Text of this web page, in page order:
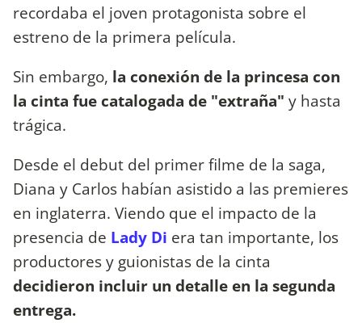
recordaba el joven protagonista sobre el
estreno de la primera película.
Sin embargo, la conexión de la princesa con
la cinta fue catalogada de "extraña" y hasta
trágica.
Desde el debut del primer filme de la saga,
Diana y Carlos habían asistido a las premieres
en inglaterra. Viendo que el impacto de la
presencia de Lady Di era tan importante, los
productores y guionistas de la cinta
decidieron incluir un detalle en la segunda
entrega.